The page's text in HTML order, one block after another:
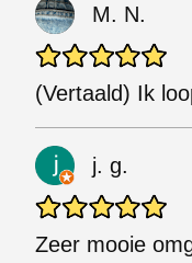
M. N.
(Vertaald) Ik
j. g.
Zeer mooie